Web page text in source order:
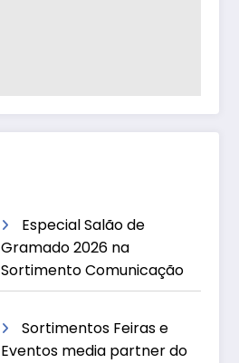
Especial Salão de
Gramado 2026 na
Sortimento Comunicação
Sortimentos Feiras e
Eventos media partner do